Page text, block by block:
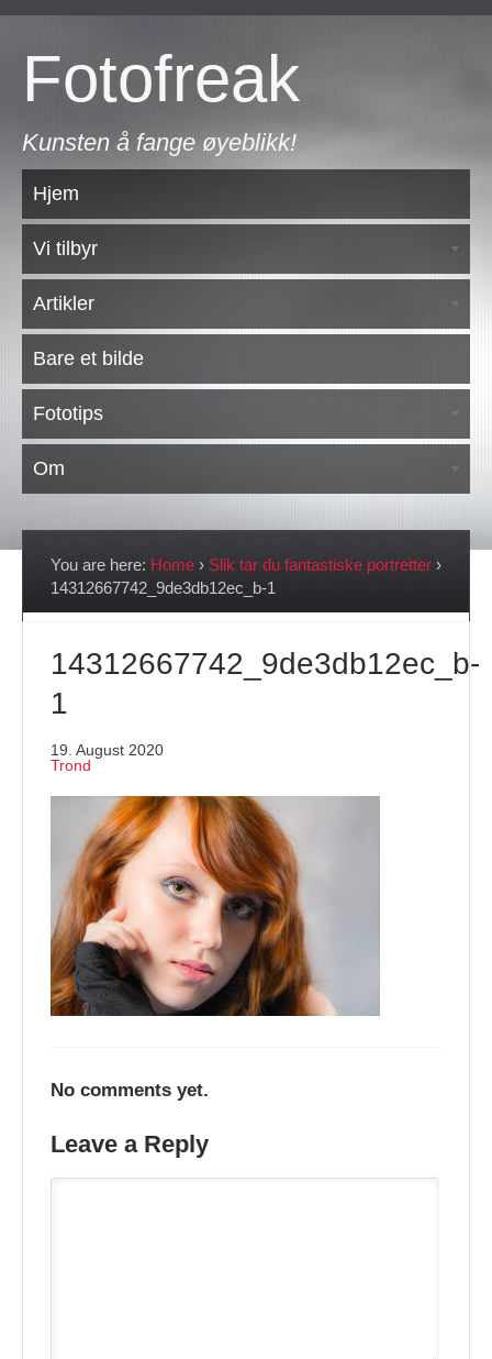
Fotofreak
Kunsten å fange øyeblikk!
Hjem
Vi tilbyr
Artikler
Bare et bilde
Fototips
Om
You are here: Home › Slik tar du fantastiske portretter ›
14312667742_9de3db12ec_b-1
14312667742_9de3db12ec_b-
1
19. August 2020
Trond
No comments yet.
Leave a Reply